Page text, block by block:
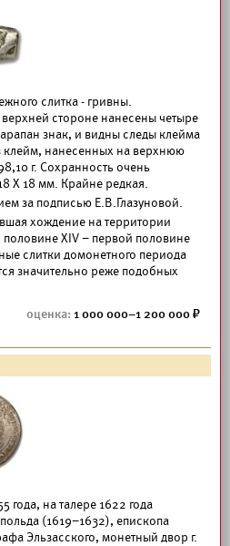
слитка - гривны.
стороне нанесены четыре
знак, и видны следы клейма
клейм, нанесенных на верхнюю
г. Сохранность очень
Х 18 мм. Крайне редкая.
за подписью Е.В.Глазуновой.
хождение на территории
ХIV – первой половине
слитки домонетного периода
значительно реже подобных
1 000 000–1 200 000
года, на талере 1622 года
(1619–1632), епископа
Эльзасского, монетный двор г.